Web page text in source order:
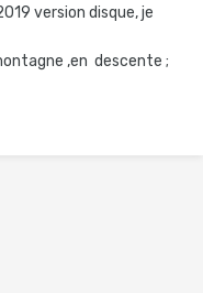
version disque, je
,en descente ;